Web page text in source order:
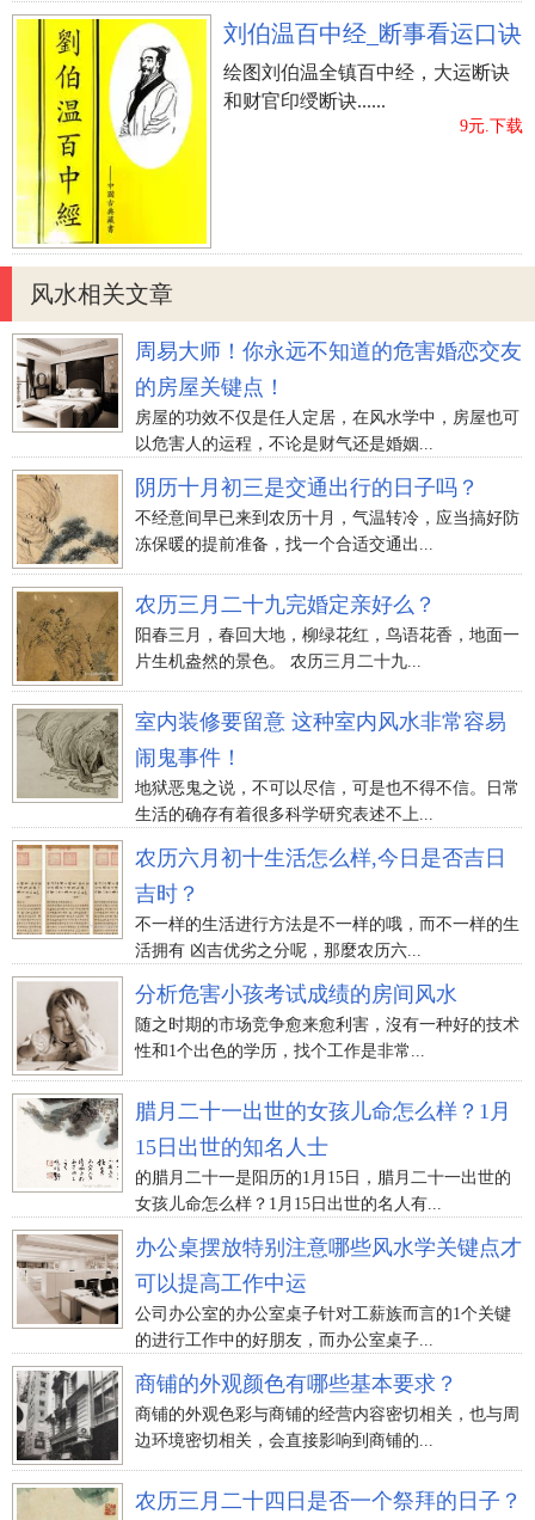
刘伯温百中经_断事看运口诀
绘图刘伯温全镇百中经，大运断诀
和财官印绶断诀......
9元.下载
风水相关文章
周易大师！你永远不知道的危害婚恋交友
的房屋关键点！
房屋的功效不仅是任人定居，在风水学中，房屋也可
以危害人的运程，不论是财气还是婚姻...
阴历十月初三是交通出行的日子吗？
不经意间早已来到农历十月，气温转冷，应当搞好防
冻保暖的提前准备，找一个合适交通出...
农历三月二十九完婚定亲好么？
阳春三月，春回大地，柳绿花红，鸟语花香，地面一
片生机盎然的景色。 农历三月二十九...
室内装修要留意 这种室内风水非常容易
闹鬼事件！
地狱恶鬼之说，不可以尽信，可是也不得不信。日常
生活的确存有着很多科学研究表述不上...
农历六月初十生活怎么样,今日是否吉日
吉时？
不一样的生活进行方法是不一样的哦，而不一样的生
活拥有 凶吉优劣之分呢，那麼农历六...
分析危害小孩考试成绩的房间风水
随之时期的市场竞争愈来愈利害，沒有一种好的技术
性和1个出色的学历，找个工作是非常...
腊月二十一出世的女孩儿命怎么样？1月
15日出世的知名人士
的腊月二十一是阳历的1月15日，腊月二十一出世的
女孩儿命怎么样？1月15日出世的名人有...
办公桌摆放特别注意哪些风水学关键点才
可以提高工作中运
公司办公室的办公室桌子针对工薪族而言的1个关键
的进行工作中的好朋友，而办公室桌子...
商铺的外观颜色有哪些基本要求？
商铺的外观色彩与商铺的经营内容密切相关，也与周
边环境密切相关，会直接影响到商铺的...
农历三月二十四日是否一个祭拜的日子？